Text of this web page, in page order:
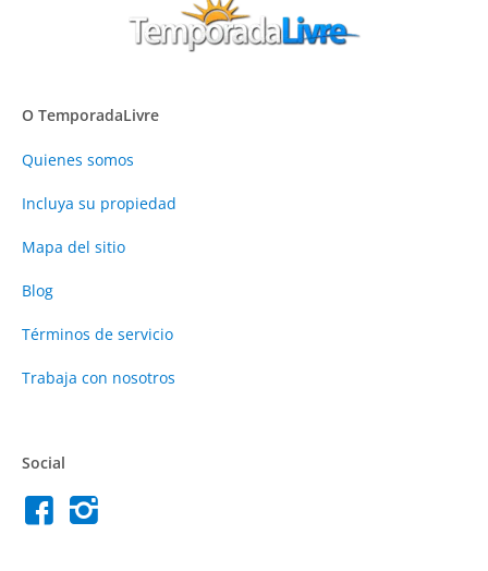
O TemporadaLivre
Quienes somos
Incluya su propiedad
Mapa del sitio
Blog
Términos de servicio
Trabaja con nosotros
Social